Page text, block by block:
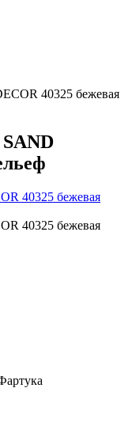
40325 бежевая